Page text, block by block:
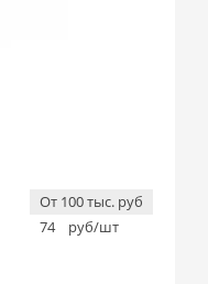
От 100 тыс. руб
74
руб/шт